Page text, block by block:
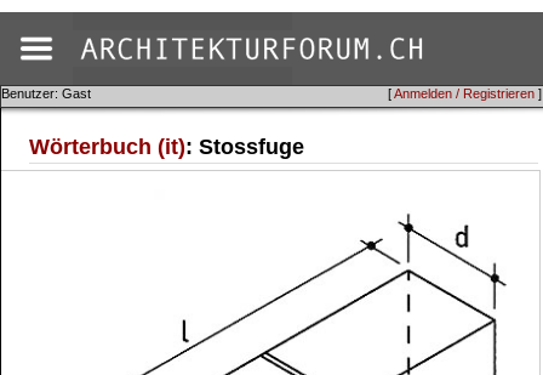
[Anmelden / Registrieren ]
Benutzer: Gast
Wörterbuch (it): Stossfuge